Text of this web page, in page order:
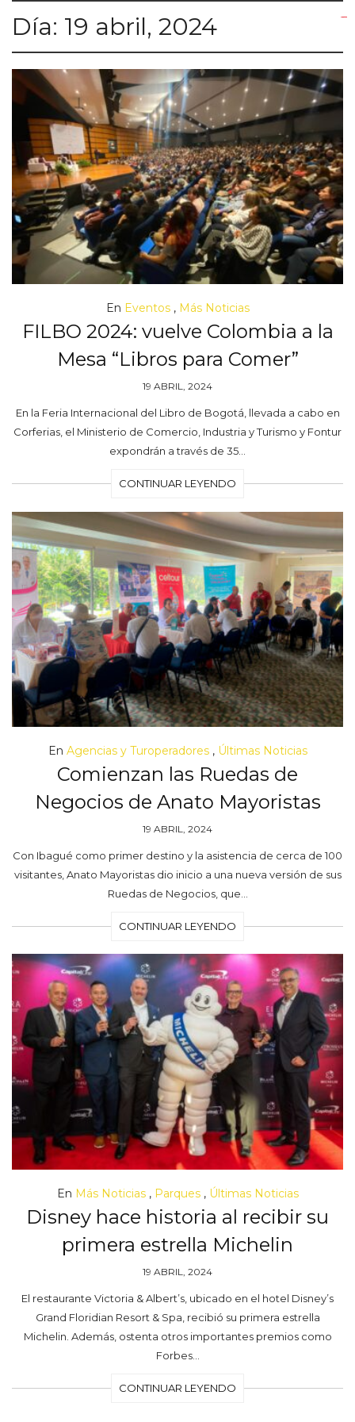
Día: 19 abril, 2024
En Eventos, Más Noticias
FILBO 2024: vuelve Colombia a la
Mesa “Libros para Comer”
19 ABRIL, 2024
En la Feria Internacional del Libro de Bogotá, llevada a cabo en
Corferias, el Ministerio de Comercio, Industria y Turismo y Fontur
expondrán a través de 35…
CONTINUAR LEYENDO
En Agencias y Turoperadores, Últimas Noticias
Comienzan las Ruedas de
Negocios de Anato Mayoristas
19 ABRIL, 2024
Con Ibagué como primer destino y la asistencia de cerca de 100
visitantes, Anato Mayoristas dio inicio a una nueva versión de sus
Ruedas de Negocios, que…
CONTINUAR LEYENDO
En Más Noticias, Parques, Últimas Noticias
Disney hace historia al recibir su
primera estrella Michelin
19 ABRIL, 2024
El restaurante Victoria & Albert’s, ubicado en el hotel Disney’s
Grand Floridian Resort & Spa, recibió su primera estrella
Michelin. Además, ostenta otros importantes premios como
Forbes…
CONTINUAR LEYENDO